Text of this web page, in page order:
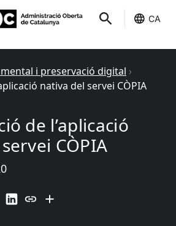
CA
i preservació digital ›
nativa del servei CÒPIA
de l’aplicació
CÒPIA